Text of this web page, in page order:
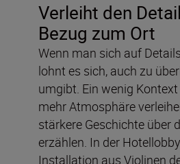
Verleiht den
Bezug zum Ort
Wenn man sich auf
lohnt es sich, auch zu
umgibt. Ein wenig
mehr Atmosphäre
stärkere Geschichte über
erzählen. In der
Installation aus Violinen